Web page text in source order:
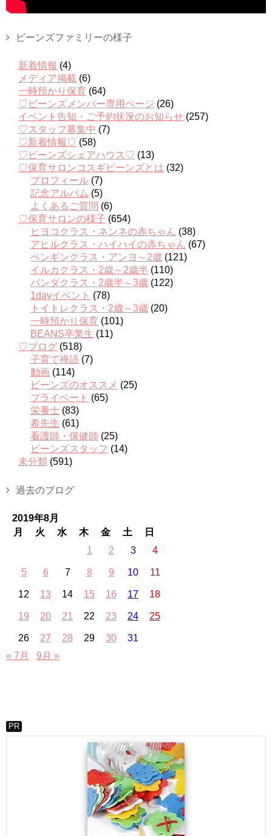
ビーンズファミリーの様子
新着情報 (4)
メディア掲載 (6)
一時預かり保育 (64)
♡ビーンズメンバー専用ページ (26)
イベント告知・ご予約状況のお知らせ (257)
♡スタッフ募集中 (7)
♡新着情報♡ (58)
♡ビーンズシェアハウス♡ (13)
♡保育サロンコスギビーンズとは (32)
プロフィール (7)
記念アルバム (5)
よくあるご質問 (6)
♡保育サロンの様子 (654)
ヒヨコクラス・ネンネの赤ちゃん (38)
アヒルクラス・ハイハイの赤ちゃん (67)
ペンギンクラス・アンヨ～2歳 (121)
イルカクラス・2歳～2歳半 (110)
パンダクラス・2歳半～3歳 (122)
1dayイベント (78)
トイトレクラス・2歳～3歳 (20)
一時預かり保育 (101)
BEANS卒業生 (11)
♡ブログ (518)
子育て禅語 (7)
動画 (114)
ビーンズのオススメ (25)
プライベート (65)
栄養士 (83)
希先生 (61)
看護師・保健師 (25)
ビーンズスタッフ (14)
未分類 (591)
過去のブログ
2019年8月
月
火 水 木 金 土
日
1
2 3 4
5 6 7 8 9 10 11
12 13 14 15 16 17 18
19 20 21 22 23 24 25
26 27 28 29 30
31
« 7月
9月 »
PR